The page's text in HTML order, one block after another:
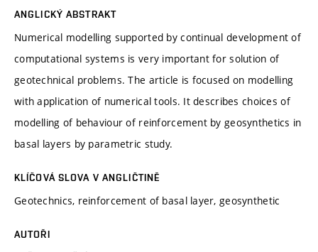
ANGLICKÝ ABSTRAKT
Numerical modelling supported by continual development of
computational systems is very important for solution of
geotechnical problems. The article is focused on modelling
with application of numerical tools. It describes choices of
modelling of behaviour of reinforcement by geosynthetics in
basal layers by parametric study.
KLÍČOVÁ SLOVA V ANGLIČTINĚ
Geotechnics, reinforcement of basal layer, geosynthetic
AUTOŘI